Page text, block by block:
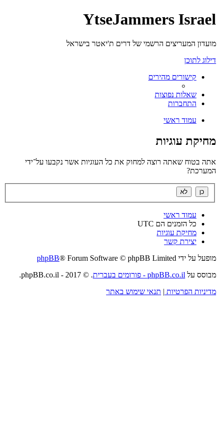
YtseJammers Israel
מועדון המעריצים הרשמי של דרים ת'יאטר בישראל
דילוג לתוכן
קישורים מהירים
שאלות נפוצות
התחברות
עמוד ראשי
מחיקת עוגיות
אתה בטוח שאתה רוצה למחוק את כל העוגיות אשר נקבעו על־ידי
המערכת?
עמוד ראשי
כל הזמנים הם UTC
מחיקת עוגיות
יצירת קשר
מופעל על ידי
phpBB® Forum Software © phpBB Limited
מבוסס על phpBB.co.il - פורומים בעברית
. © 2017 - phpBB.co.il.
מדיניות הפרטיות | תנאי שימוש באתר